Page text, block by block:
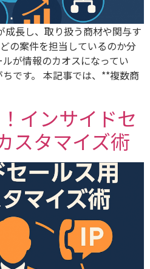
長し、取り扱う商材や関与す
の案件を担当しているのか分
が情報のカオスになってい
です。 本記事では、**複数商
インサイドセ
スタマイズ術